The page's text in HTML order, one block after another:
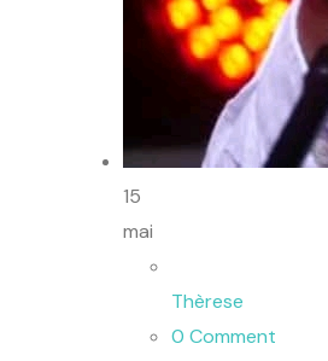
15
mai
Thèrese
0 Comment